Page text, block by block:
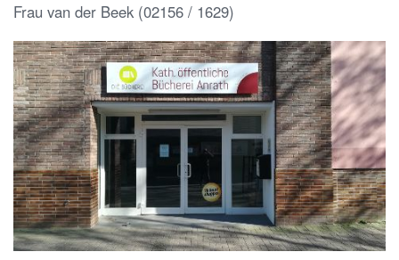
Frau van der Beek (02156 / 1629)